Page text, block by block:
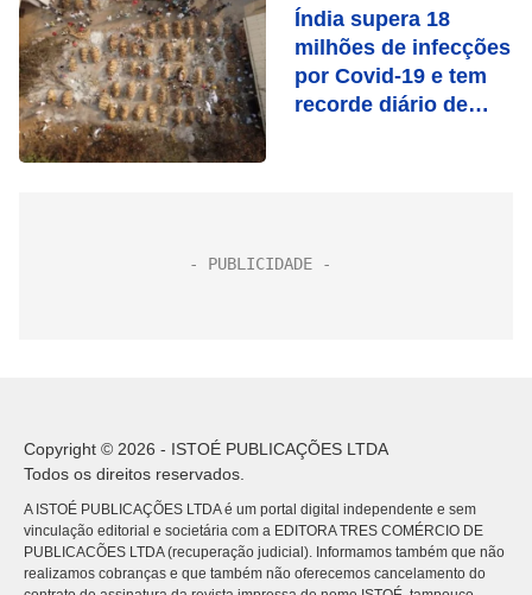
Índia supera 18
milhões de infecções
por Covid-19 e tem
recorde diário de
Copyright © 2026 - ISTOÉ PUBLICAÇÕES LTDA
Todos os direitos reservados.
A ISTOÉ PUBLICAÇÕES LTDA é um portal digital independente e sem
vinculação editorial e societária com a EDITORA TRES COMÉRCIO DE
PUBLICACÕES LTDA (recuperação judicial). Informamos também que não
realizamos cobranças e que também não oferecemos cancelamento do